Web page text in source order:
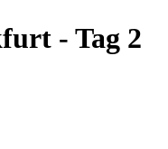
- Tag 2